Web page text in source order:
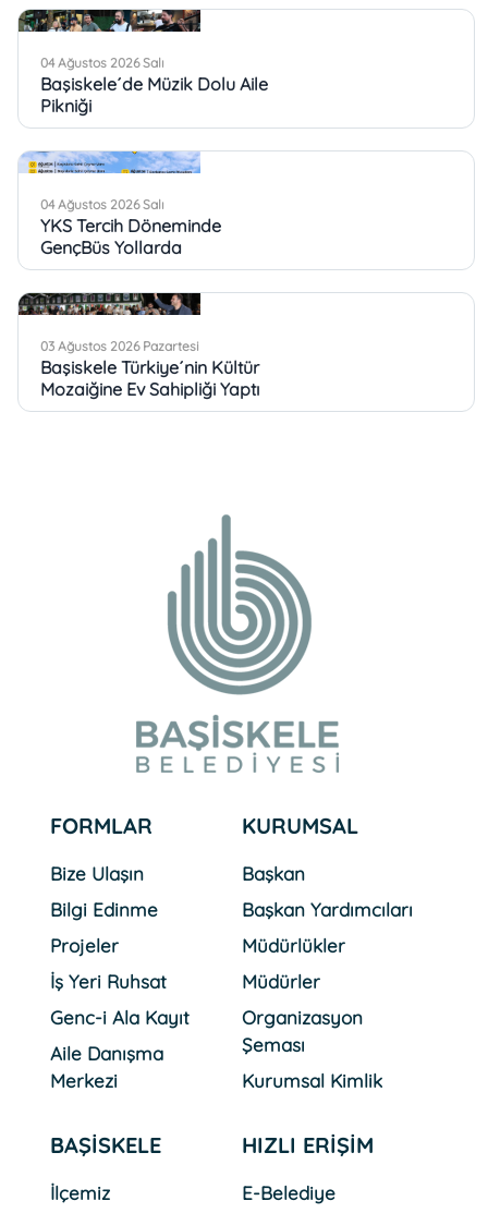
04 Ağustos 2026 Salı
Başiskele´de Müzik Dolu Aile
Pikniği
04 Ağustos 2026 Salı
YKS Tercih Döneminde
GençBüs Yollarda
03 Ağustos 2026 Pazartesi
Başiskele Türkiye´nin Kültür
Mozaiğine Ev Sahipliği Yaptı
31 Temmuz 2026 Cuma
Başiskele Pastacılık
Akademisi Ülke TV
31 Temmuz 2026 Cuma
Güldüren Ziyaretler
30 Temmuz 2026 Perşembe
Başiskele´nin 4.Yöresel
Kültür Festivali Başlıyor
06 Ağustos 2026 Perşembe
Başiskele´de Değerler
FORMLAR
Bize Ulaşın
Bilgi Edinme
Projeler
İş Yeri Ruhsat
Genc-i Ala Kayıt
Aile Danışma
Merkezi
KURUMSAL
Başkan
Başkan Yardımcıları
Müdürlükler
Müdürler
Organizasyon
Şeması
Kurumsal Kimlik
BAŞİSKELE
İlçemiz
HIZLI ERİŞİM
E-Belediye